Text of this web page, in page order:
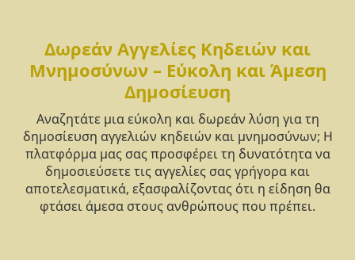
Δωρεάν Αγγελίες Κηδειών και
Μνημοσύνων – Εύκολη και Άμεση
Δημοσίευση
Αναζητάτε μια εύκολη και δωρεάν λύση για τη
δημοσίευση αγγελιών κηδειών και μνημοσύνων; Η
πλατφόρμα μας σας προσφέρει τη δυνατότητα να
δημοσιεύσετε τις αγγελίες σας γρήγορα και
αποτελεσματικά, εξασφαλίζοντας ότι η είδηση θα
φτάσει άμεσα στους ανθρώπους που πρέπει.